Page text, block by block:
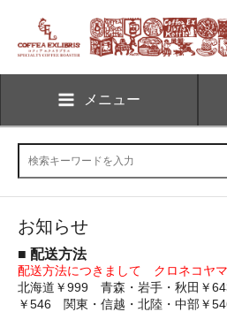
メニュー
お知らせ
■ 配送方法
配送方法につきまして クロネコヤマ
北海道￥999 青森・岩手・秋田￥
￥546 関東・信越・北陸・中部￥